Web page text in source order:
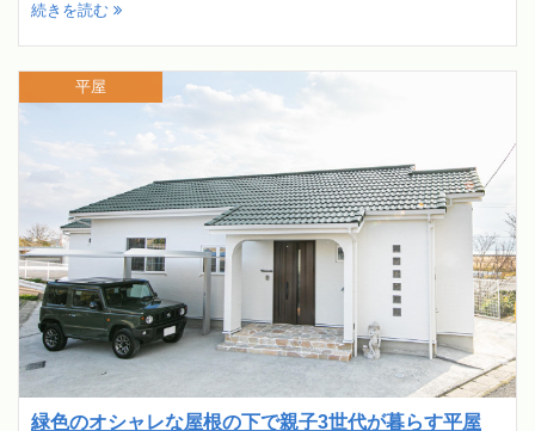
続きを読む
緑色のオシャレな屋根の下で親子3世代が暮らす平屋
平屋